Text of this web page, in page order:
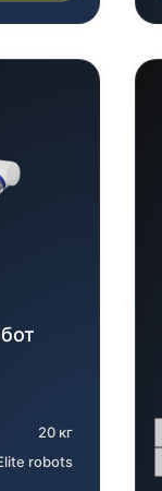
20 кг
robots